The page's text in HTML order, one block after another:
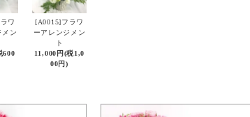
ワ
メン
600
[A0015]フラワ
ーアレンジメン
ト
11,000円(税1,0
00円)